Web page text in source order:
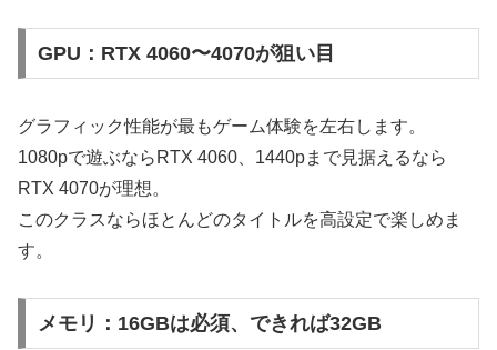
GPU：RTX 4060〜4070が狙い目
グラフィック性能が最もゲーム体験を左右します。
1080pで遊ぶならRTX 4060、1440pまで見据えるなら
RTX 4070が理想。
このクラスならほとんどのタイトルを高設定で楽しめま
す。
メモリ：16GBは必須、できれば32GB